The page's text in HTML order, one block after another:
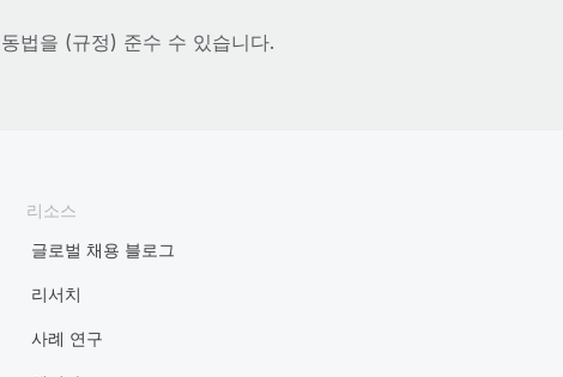
법을 (규정) 준수 수 있습니다.
리소스
글로벌 채용 블로그
리서치
사례 연구